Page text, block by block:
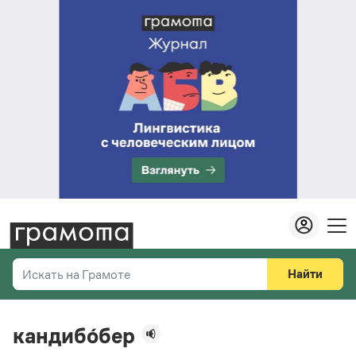
Искать на Грамоте
Справочная служба
Найти
кандибо́бер